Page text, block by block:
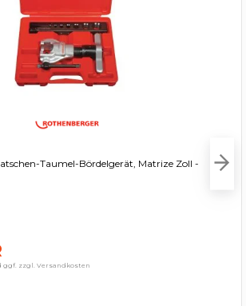
Taumel-Bördelgerät, Matrize Zoll -
ggf. zzgl. Versandkosten